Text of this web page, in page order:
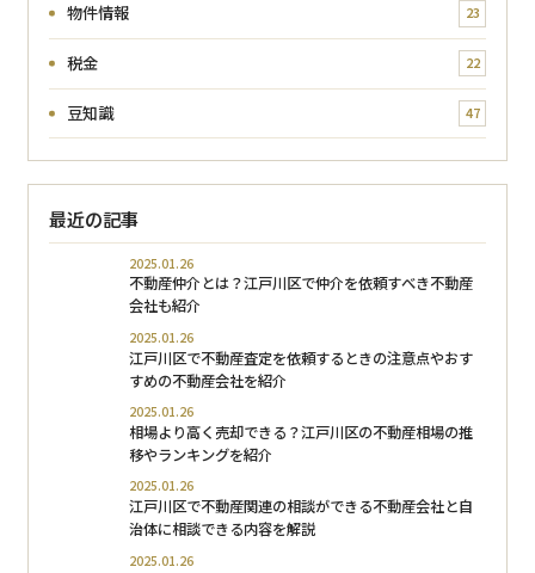
物件情報 23
税金 22
豆知識 47
最近の記事
2025.01.26
不動産仲介とは？江戸川区で仲介を依頼すべき不動産
会社も紹介
2025.01.26
江戸川区で不動産査定を依頼するときの注意点やおす
すめの不動産会社を紹介
2025.01.26
相場より高く売却できる？江戸川区の不動産相場の推
移やランキングを紹介
2025.01.26
江戸川区で不動産関連の相談ができる不動産会社と自
治体に相談できる内容を解説
2025.01.26